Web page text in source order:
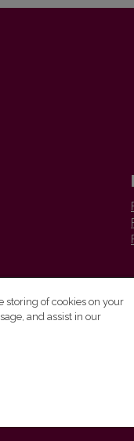
storing of cookies on your
and assist in our